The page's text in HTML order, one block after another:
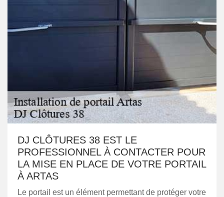
DJ CLÔTURES 38 EST LE
PROFESSIONNEL À CONTACTER POUR
LA MISE EN PLACE DE VOTRE PORTAIL
À ARTAS
Le portail est un élément permettant de protéger votre